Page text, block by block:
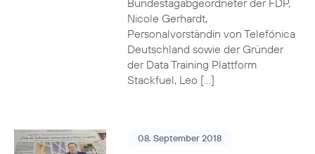
Bundestagabgeordneter der FDP,
Nicole Gerhardt,
Personalvorständin von Telefónica
Deutschland sowie der Gründer
der Data Training Plattform
Stackfuel, Leo […]
08. September 2018